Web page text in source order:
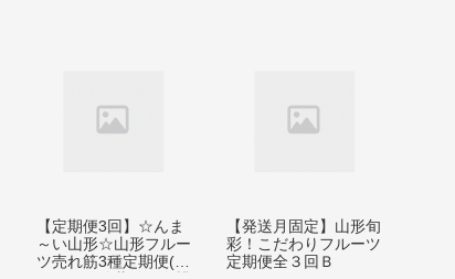
【定期便3回】☆んま
～い山形☆山形フルー
ツ売れ筋3種定期便(さ
【発送月固定】山形旬
彩！こだわりフルーツ
定期便全３回Ｂ